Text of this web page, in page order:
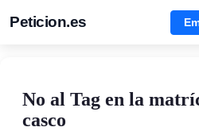
Peticion.es
No al Tag en la
casco